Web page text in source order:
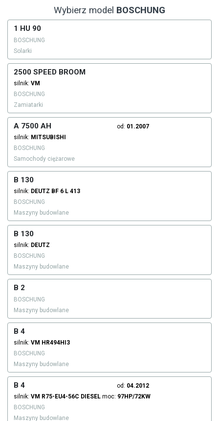
Wybierz model BOSCHUNG
1 HU 90
BOSCHUNG
Solarki
2500 SPEED BROOM
silnik: VM
BOSCHUNG
Zamiatarki
A 7500 AH od: 01.2007
silnik: MITSUBISHI
BOSCHUNG
Samochody ciężarowe
B 130
silnik: DEUTZ BF 6 L 413
BOSCHUNG
Maszyny budowlane
B 130
silnik: DEUTZ
BOSCHUNG
Maszyny budowlane
B 2
BOSCHUNG
Maszyny budowlane
B 4
silnik: VM HR494HI3
BOSCHUNG
Maszyny budowlane
B 4 od: 04.2012
silnik: VM R75-EU4-56C DIESEL moc: 97HP/72KW
BOSCHUNG
Maszyny budowlane